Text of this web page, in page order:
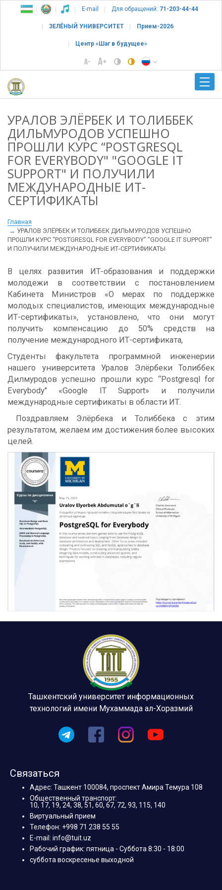
E-mail Для обращений: 71-203-44-44
ЗЕЛЁНЫЙ УНИВЕРСИТЕТ Прием-2026
Центр «Шаг в будущее»
УРАЛОВ ЭЛЁРБЕК И ТОЛИББЕК
ДИЛЬМУРОДОВ УСПЕШНО
ПРОШЛИ КУРС “POSTGRESQL
FOR EVERYBODY" "GOOGLE IT
SUPPORT" И ПОЛУЧИЛИ
МЕЖДУНАРОДНЫЕ ИТ-
СЕРТИФИКАТЫ
Главная
УРАЛОВ ЭЛЁРБЕК И ТОЛИББЕК ДИЛЬМУРОДОВ УСПЕШНО
ПРОШЛИ КУРС “POSTGRESQL FOR EVERYBODY" "GOOGLE IT SUPPORT"
И ПОЛУЧИЛИ МЕЖДУНАРОДНЫЕ ИТ-СЕРТИФИКАТЫ
В целях развития ИТ-образования и поддержки
молодежи в соответствии с постановлением
Кабинета Министров «О мерах по поддержке
молодых специалистов, имеющих международные
ИТ-сертификаты», установлено, что они могут
получить компенсацию до 50% средств на
получение международного ИТ-сертификата,
Студенты факультета программной инженерии
нашего университета Уралов Элёрбеки Толиббек
Дилмуродов успешно прошли курс “Postgresql for
Everybody" «Google IT Support» и получили
международные сертификаты в области ИТ.
Поздравляем Элёрбека и Толиббека с этим
результатом, желаем им достижения более высоких
целей.
Ташкентский университет информационных
технологий имени Мухаммада ал-Хоразмий
Связаться
Адрес: Ташкент 100084, проспект Амира Темура 108
Общественный транспорт:
10, 17, 19, 24, 38, 51, 60, 67, 72, 93, 115, 140
Виртуальный прием
Телефон: +998 71 238 55 55
E-mail: info@tuit.uz
Рабочий график: пятница - Суббота 8:30 - 18:00
суббота воскресенье выходной